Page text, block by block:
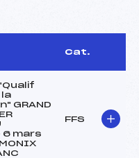
Cat.
la
GRAND
6 mars
FFS